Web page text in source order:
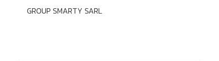
GROUP SMARTY SARL